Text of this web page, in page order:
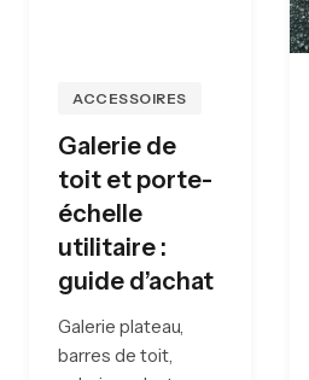
ACCESSOIRES
Galerie de
toit et porte-
échelle
utilitaire :
guide d’achat
Galerie plateau,
barres de toit,